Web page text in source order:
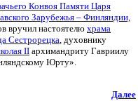
Конвоя Памяти Царя
Зарубежья – Финляндии,
вручил настоятелюхрама
Сестрорецка, духовнику
II архимандриту Гавриилу
Юрту».
Далее